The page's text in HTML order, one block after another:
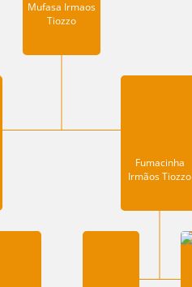
Mufasa Irmaos
Tiozzo
Fumacinha
Irmãos Tiozzo